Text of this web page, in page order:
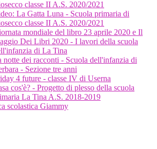
classe II A.S. 2020/2021
La Gatta Luna - Scuola primaria di
classe II A.S. 2020/2021
mondiale del libro 23 aprile 2020 e Il
Dei Libri 2020 - I lavori della scuola
di La Tina
notte dei racconti - Scuola dell'infanzia di
- Sezione tre anni
4 future - classe IV di Userna
cos'è? - Progetto di plesso della scuola
La Tina A.S. 2018-2019
scolastica Giammy